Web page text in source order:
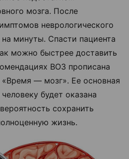
мозга. После
неврологического
минуты. Спасти пациента
можно быстрее доставить
ВОЗ прописана
«Время — мозг». Ее основная
будет оказана
сохранить
жизнь.